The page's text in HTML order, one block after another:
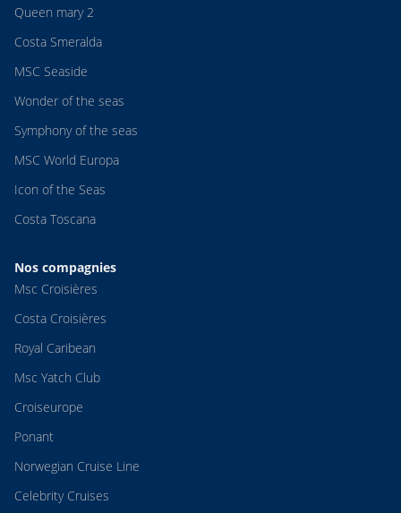
Queen mary 2
Costa Smeralda
MSC Seaside
Wonder of the seas
Symphony of the seas
MSC World Europa
Icon of the Seas
Costa Toscana
Nos compagnies
Msc Croisières
Costa Croisières
Royal Caribean
Msc Yatch Club
Croiseurope
Ponant
Norwegian Cruise Line
Celebrity Cruises